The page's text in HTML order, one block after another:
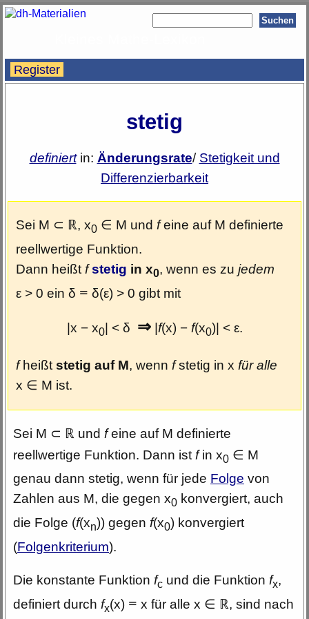
Register
stetig
definiertin: Änderungsrate/ Stetigkeit und
Differenzierbarkeit
Sei M ⊂ ℝ, x0 ∈ M und feine auf M definierte
reellwertige Funktion.
Dann heißt f stetig in x0, wenn es zu jedem
ε > 0 ein δ = δ(ε) > 0 gibt mit
|x − x0| < δ ⇒|f(x) − f(x0)| < ε.
fheißt stetig auf M, wenn fstetig in x für alle
x ∈ M ist.
Sei M ⊂ ℝ und feine auf M definierte
reellwertige Funktion. Dann ist fin x0 ∈ M
genau dann stetig, wenn für jede Folge von
Zahlen aus M, die gegen x0 konvergiert, auch
die Folge (f(xn)) gegen f(x0) konvergiert
(Folgenkriterium).
Die konstante Funktion fc und die Funktion fx,
definiert durch fx(x) = x für alle x ∈ ℝ, sind nach